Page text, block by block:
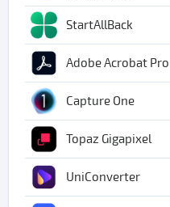
StartAllBack
Adobe Acrobat Pro
Capture One
Topaz Gigapixel
UniConverter